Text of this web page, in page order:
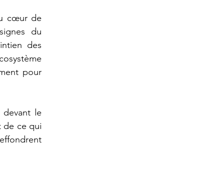
cœur de
du
des
pour
devant le
de ce qui